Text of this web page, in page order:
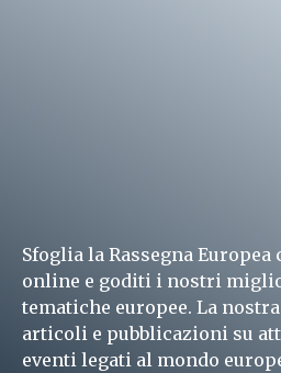
Sfoglia la Rassegna Europea
online e goditi i nostri
tematiche europee. La
articoli e pubblicazioni su
eventi legati al mondo